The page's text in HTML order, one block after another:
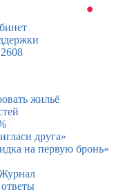
жильё
друга»
на первую бронь»